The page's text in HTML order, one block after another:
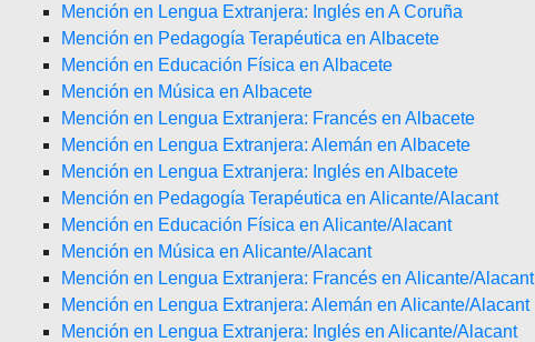
Mención en Lengua Extranjera: Inglés en A Coruña
Mención en Pedagogía Terapéutica en Albacete
Mención en Educación Física en Albacete
Mención en Música en Albacete
Mención en Lengua Extranjera: Francés en Albacete
Mención en Lengua Extranjera: Alemán en Albacete
Mención en Lengua Extranjera: Inglés en Albacete
Mención en Pedagogía Terapéutica en Alicante/Alacant
Mención en Educación Física en Alicante/Alacant
Mención en Música en Alicante/Alacant
Mención en Lengua Extranjera: Francés en Alicante/Alacant
Mención en Lengua Extranjera: Alemán en Alicante/Alacant
Mención en Lengua Extranjera: Inglés en Alicante/Alacant